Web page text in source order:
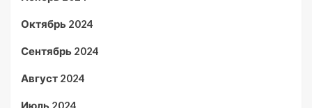
Октябрь 2024
Сентябрь 2024
Август 2024
Июль 2024